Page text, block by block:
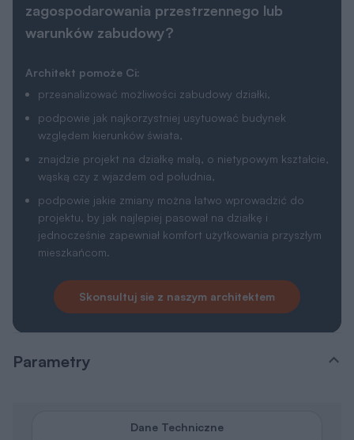
zagospodarowania przestrzennego lub
warunków zabudowy?
Architekt pomoże Ci:
przeanalizować możliwości zabudowy działki,
podpowie jak najkorzystniej usytuować budynek
względem kierunków świata,
znajdzie projekt na działkę małą, o nietypowym kształcie,
wąską czy z wjazdem od południa,
podpowie jakie zmiany można łatwo wprowadzić do
projektu, by jak najlepiej pasował na działkę i
jednocześnie zapewniał komfort użytkowania przyszłym
mieszkańcom.
Skonsultuj sie z naszym architektem
Parametry
Dane Techniczne